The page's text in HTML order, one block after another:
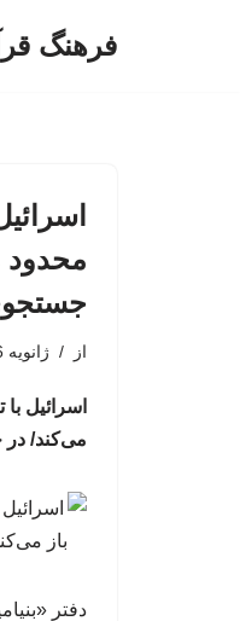
فرهنگ
محدود
از ژانویه 26, 2026
اسرائیل
می‌کند/
دفتر